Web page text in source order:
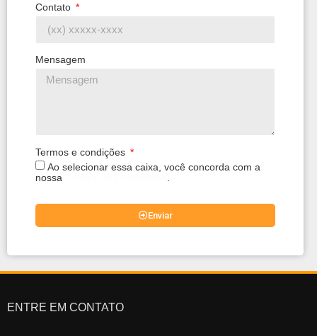
Contato
Mensagem
Termos e condições
Ao selecionar essa caixa, você concorda com a
nossa
Enviar
ENTRE EM CONTATO